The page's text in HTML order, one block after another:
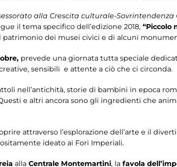
alla Crescita culturale-
il tema specifico dell’edizione 2018, “Piccolo
patrimonio dei musei civici e di alcuni
prevede una giornata tutta speciale
sensibili e attente a ciò che ci circonda.
nell’antichità, storie di bambini in epoca
e altri ancora sono gli ingredienti che
attraverso l’esplorazione dell’arte e il
ideato ai Fori Imperiali.
alla Centrale Montemartini, la favola